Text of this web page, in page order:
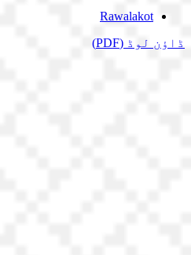
Rawalakot
ڈاؤن لوڈ (PDF)